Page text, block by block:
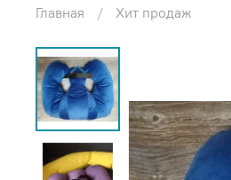
Главная Хит продаж